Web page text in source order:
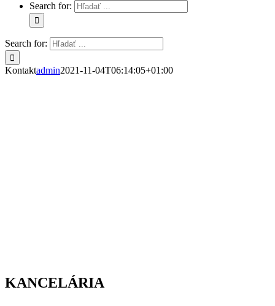
Search for:
Search for:
Kontaktadmin2021-11-04T06:14:05+01:00
KANCELÁRIA